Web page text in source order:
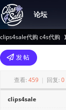
论坛
clips4sale代购 c4s代购
>
查看: 459 | 回复: 0
clips4sale